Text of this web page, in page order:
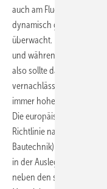
auch am Flugzeug –
dynamisch gewuchtet
überwacht. Das heißt: Die
und während sie rotiert,
also sollte das Problem
vernachlässigbar sein,
immer hohen
Die europäischen
Richtlinie nach
Bautechnik) fordern
in der
neben den seltenen